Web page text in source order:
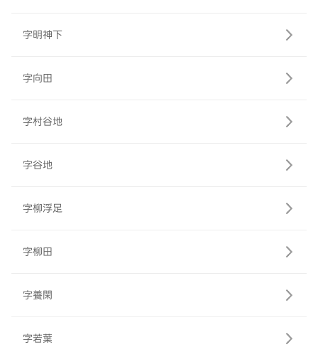
字明神下
字向田
字村谷地
字谷地
字柳浮足
字柳田
字養閑
字若葉